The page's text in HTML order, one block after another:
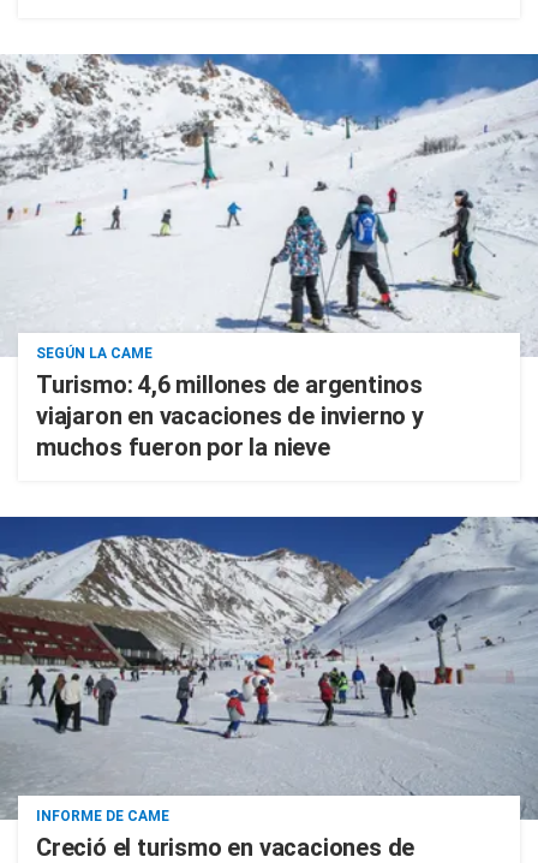
SEGÚN LA CAME
Turismo: 4,6 millones de argentinos
viajaron en vacaciones de invierno y
muchos fueron por la nieve
INFORME DE CAME
Creció el turismo en vacaciones de